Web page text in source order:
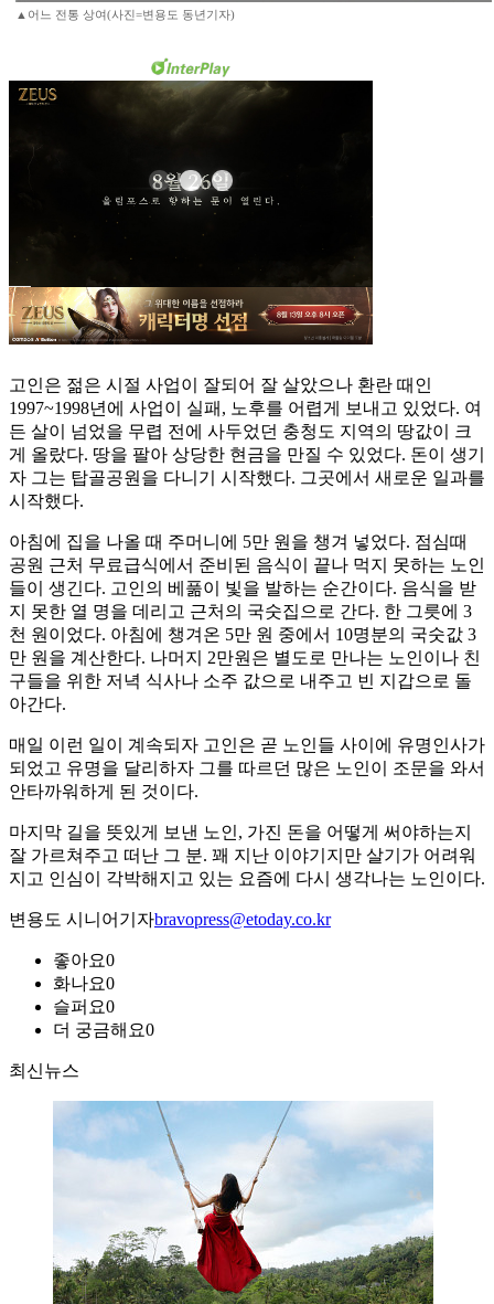
▲어느 전통 상여(사진=변용도 동년기자)
고인은 젊은 시절 사업이 잘되어 잘 살았으나 환란 때인
1997~1998년에 사업이 실패, 노후를 어렵게 보내고 있었다. 여
든 살이 넘었을 무렵 전에 사두었던 충청도 지역의 땅값이 크
게 올랐다. 땅을 팔아 상당한 현금을 만질 수 있었다. 돈이 생기
자 그는 탑골공원을 다니기 시작했다. 그곳에서 새로운 일과를
시작했다.
아침에 집을 나올 때 주머니에 5만 원을 챙겨 넣었다. 점심때
공원 근처 무료급식에서 준비된 음식이 끝나 먹지 못하는 노인
들이 생긴다. 고인의 베풂이 빛을 발하는 순간이다. 음식을 받
지 못한 열 명을 데리고 근처의 국숫집으로 간다. 한 그릇에 3
천 원이었다. 아침에 챙겨온 5만 원 중에서 10명분의 국숫값 3
만 원을 계산한다. 나머지 2만원은 별도로 만나는 노인이나 친
구들을 위한 저녁 식사나 소주 값으로 내주고 빈 지갑으로 돌
아간다.
매일 이런 일이 계속되자 고인은 곧 노인들 사이에 유명인사가
되었고 유명을 달리하자 그를 따르던 많은 노인이 조문을 와서
안타까워하게 된 것이다.
마지막 길을 뜻있게 보낸 노인, 가진 돈을 어떻게 써야하는지
잘 가르쳐주고 떠난 그 분. 꽤 지난 이야기지만 살기가 어려워
지고 인심이 각박해지고 있는 요즘에 다시 생각나는 노인이다.
변용도 시니어기자bravopress@etoday.co.kr
좋아요0
화나요0
슬퍼요0
더 궁금해요0
최신뉴스